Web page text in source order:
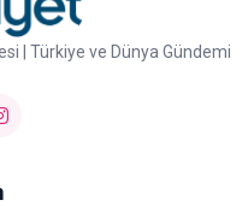
| Türkiye ve Dünya Gündemi